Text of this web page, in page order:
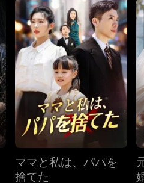
ママと私は、パパを
捨てた